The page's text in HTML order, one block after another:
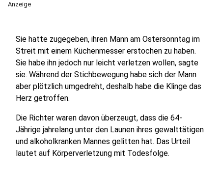
Anzeige
Sie hatte zugegeben, ihren Mann am Ostersonntag im
Streit mit einem Küchenmesser erstochen zu haben.
Sie habe ihn jedoch nur leicht verletzen wollen, sagte
sie. Während der Stichbewegung habe sich der Mann
aber plötzlich umgedreht, deshalb habe die Klinge das
Herz getroffen.
Die Richter waren davon überzeugt, dass die 64-
Jährige jahrelang unter den Launen ihres gewalttätigen
und alkoholkranken Mannes gelitten hat. Das Urteil
lautet auf Körperverletzung mit Todesfolge.